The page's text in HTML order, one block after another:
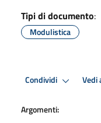
Tipi di documento:
Modulistica
Condividi Vedi
Argomenti: